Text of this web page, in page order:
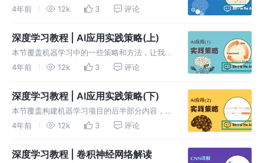
框架三个部分，内容包括：超参数优先级与调参
Normalization，softmax回归，深度学习框架
4年前 12k 3 评论
深度学习教程 | AI应用实践策略(上)
本节覆盖机器学习中的一些策略和方法，让我们
能够更快更有效地让机器学习系统工作，内容包
分要点，人类水平误差与可避免偏差，提高机器
学习模型性能总结等。
4年前 12k 3 评论
深度学习教程 | AI应用实践策略(下)
本节覆盖构建机器学习项目的后半部分内容，包
括：错误分析(error analysis)，错误标签情况
法，迁移学习，多任务学习，端到端学习。
4年前 12k 3 评论
深度学习教程 | 卷积神经网络解读